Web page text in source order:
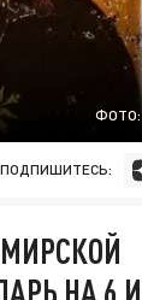
ФОТО:
ПОДПИШИТЕСЬ: